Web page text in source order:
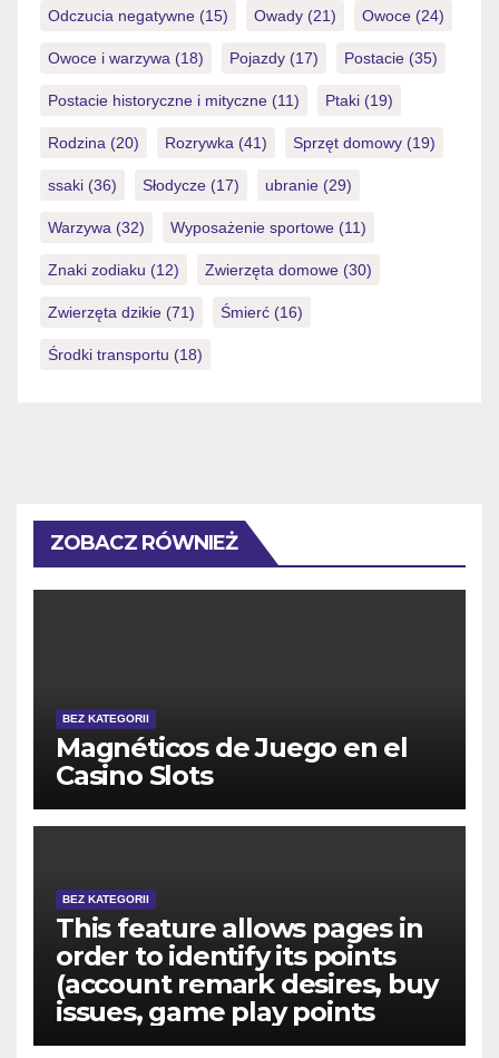
Odczucia negatywne (15) Owady (21) Owoce (24)
Owoce i warzywa (18) Pojazdy (17) Postacie (35)
Postacie historyczne i mityczne (11) Ptaki (19)
Rodzina (20) Rozrywka (41) Sprzęt domowy (19)
ssaki (36) Słodycze (17) ubranie (29)
Warzywa (32) Wyposażenie sportowe (11)
Znaki zodiaku (12) Zwierzęta domowe (30)
Zwierzęta dzikie (71) Śmierć (16)
Środki transportu (18)
ZOBACZ RÓWNIEŻ
BEZ KATEGORII
Magnéticos de Juego en el
Casino Slots
BEZ KATEGORII
This feature allows pages in
order to identify its points
(account remark desires, buy
issues, game play points